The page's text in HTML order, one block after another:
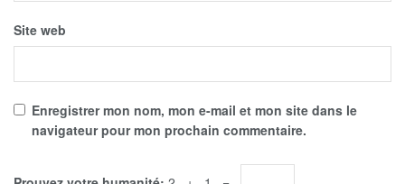
Site web
Enregistrer mon nom, mon e-mail et mon site dans le
navigateur pour mon prochain commentaire.